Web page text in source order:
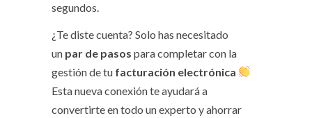
segundos.
¿Te diste cuenta? Solo has necesitado
un par de pasos para completar con la
gestión de tu facturación electrónica
Esta nueva conexión te ayudará a
convertirte en todo un experto y ahorrar